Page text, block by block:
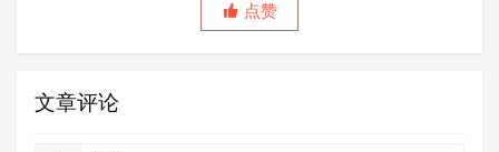
点赞
文章评论